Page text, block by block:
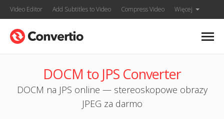
Video Editor Add Subtitles to Video Compress Video Więcej
DOCM to JPS Converter
DOCM na JPS online — stereoskopowe obrazy
JPEG za darmo